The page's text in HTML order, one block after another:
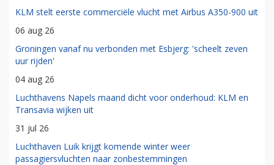
KLM stelt eerste commerciële vlucht met Airbus A350-900 uit
06 aug 26
Groningen vanaf nu verbonden met Esbjerg: 'scheelt zeven
uur rijden'
04 aug 26
Luchthavens Napels maand dicht voor onderhoud: KLM en
Transavia wijken uit
31 jul 26
Luchthaven Luik krijgt komende winter weer
passagiersvluchten naar zonbestemmingen